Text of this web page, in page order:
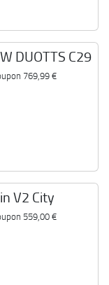
DUOTTS C29
769,99 €
V2 City
559,00 €